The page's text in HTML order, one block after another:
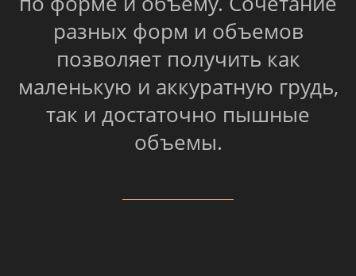
разных форм и объемов
позволяет получить как
маленькую и аккуратную грудь,
так и достаточно пышные
объемы.